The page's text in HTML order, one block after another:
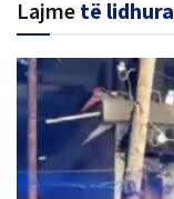
Lajme të lidhura